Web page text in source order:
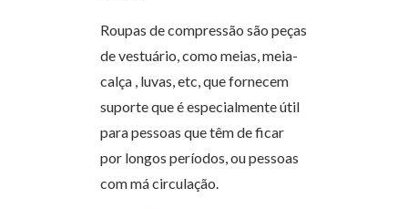
Roupas de compressão são peças
de vestuário, como meias, meia-
calça , luvas, etc, que fornecem
suporte que é especialmente útil
para pessoas que têm de ficar
por longos períodos, ou pessoas
com má circulação.